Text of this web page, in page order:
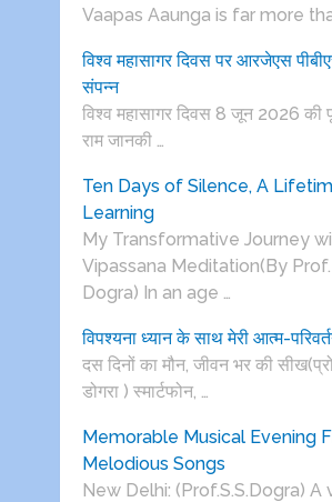
Vaapas Aaunga is far more
विश्व महासागर दिवस पर आरजेएस
संपन्न
विश्व महासागर दिवस 8 जून 2026 की
राम जानकी …
Ten Days of Silence, A
Learning
My Transformative Journey
Vipassana Meditation(By Prof.
Dogra) In an age …
विपश्यना ध्यान के साथ मेरी आत्म-
दस दिनों का मौन, जीवन भर की
डोगरा ) स्मार्टफोन, …
Memorable Musical Evening
Melodious Songs
New Delhi: (Prof.S.S.Dogra) A